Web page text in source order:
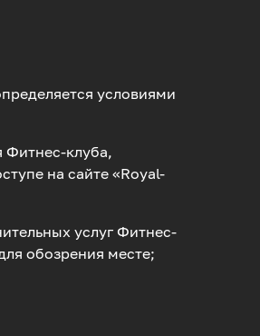
условиями
Фитнес-клуба,
на сайте «Royal-
услуг Фитнес-
обозрения месте;